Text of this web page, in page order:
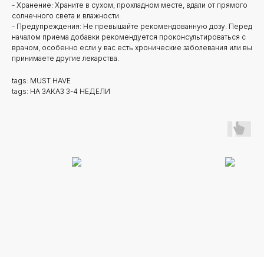
- Хранение: Храните в сухом, прохладном месте, вдали от прямого
солнечного света и влажности.
- Предупреждения: Не превышайте рекомендованную дозу. Перед
началом приема добавки рекомендуется проконсультироваться с
врачом, особенно если у вас есть хронические заболевания или вы
принимаете другие лекарства.
tags: MUST HAVE
tags: НА ЗАКАЗ 3-4 НЕДЕЛИ